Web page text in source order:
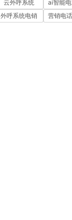
云外呼系统
外呼系统电销